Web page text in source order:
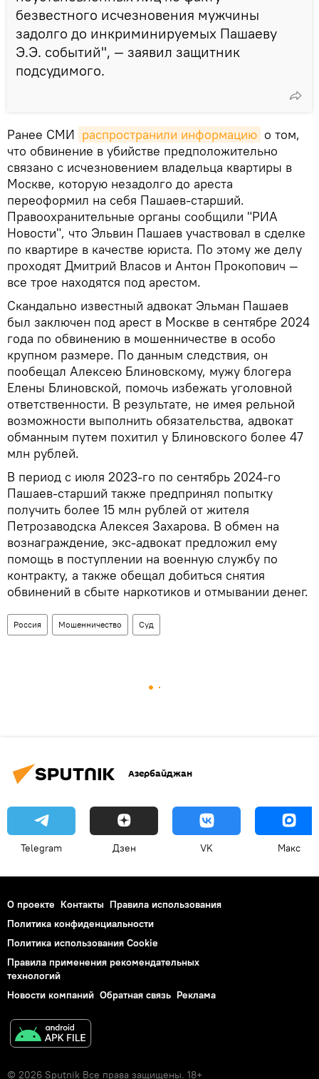
безвестного исчезновения мужчины
задолго до инкриминируемых Пашаеву
Э.Э. событий", — заявил защитник
подсудимого.
Ранее СМИ распространили информацию о том,
что обвинение в убийстве предположительно
связано с исчезновением владельца квартиры в
Москве, которую незадолго до ареста
переоформил на себя Пашаев-старший.
Правоохранительные органы сообщили "РИА
Новости", что Эльвин Пашаев участвовал в сделке
по квартире в качестве юриста. По этому же делу
проходят Дмитрий Власов и Антон Прокопович —
все трое находятся под арестом.
Скандально известный адвокат Эльман Пашаев
был заключен под арест в Москве в сентябре 2024
года по обвинению в мошенничестве в особо
крупном размере. По данным следствия, он
пообещал Алексею Блиновскому, мужу блогера
Елены Блиновской, помочь избежать уголовной
ответственности. В результате, не имея рельной
возможности выполнить обязательства, адвокат
обманным путем похитил у Блиновского более 47
млн рублей.
В период с июля 2023-го по сентябрь 2024-го
Пашаев-старший также предпринял попытку
получить более 15 млн рублей от жителя
Петрозаводска Алексея Захарова. В обмен на
вознаграждение, экс-адвокат предложил ему
помощь в поступлении на военную службу по
контракту, а также обещал добиться снятия
обвинений в сбыте наркотиков и отмывании денег.
Россия Мошенничество Суд
Азербайджан
Telegram Дзен VK Макс
О проекте Контакты Правила использования
Политика конфиденциальности
Политика использования Cookie
Правила применения рекомендательных
технологий
Новости компаний Обратная связь Реклама
© 2026 Sputnik Все права защищены. 18+